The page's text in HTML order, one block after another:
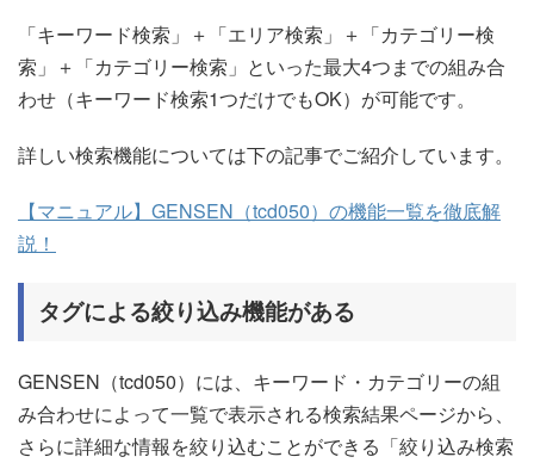
「キーワード検索」＋「エリア検索」＋「カテゴリー検
索」＋「カテゴリー検索」といった最大4つまでの組み合
わせ（キーワード検索1つだけでもOK）が可能です。
詳しい検索機能については下の記事でご紹介しています。
【マニュアル】GENSEN（tcd050）の機能一覧を徹底解
説！
タグによる絞り込み機能がある
GENSEN（tcd050）には、キーワード・カテゴリーの組
み合わせによって一覧で表示される検索結果ページから、
さらに詳細な情報を絞り込むことができる「絞り込み検索